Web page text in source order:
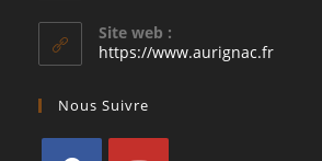
application
Site web :
https://www.aurignac.fr
Nous Suivre